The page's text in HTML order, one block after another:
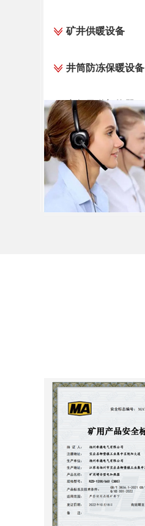
矿井供暖设备
井筒防冻保暖设备
空气风道加热器
控制柜
电加热器